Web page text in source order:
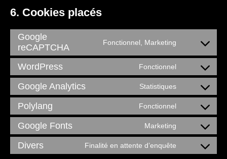
6. Cookies placés
Google
reCAPTCHA
Fonctionnel, Marketing
CONSENT
TO
SERVICE
WordPress Fonctionnel
CONSENT
SERVICE
Google Analytics Statistiques
CONSENT
SERVICE
GOOGLE-
ANALYTICS
Polylang Fonctionnel
CONSENT
SERVICE
POLYLANG
Google Fonts Marketing
CONSENT
SERVICE
Divers Finalité en attente d’enquête
CONSENT